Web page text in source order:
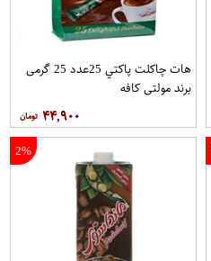
هات چاکلت پاکتي 25عدد 25 گرمی
برند مولتي کافه
۴۴,۹۰۰
2%